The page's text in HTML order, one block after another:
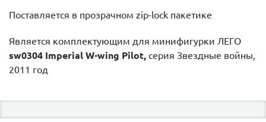
Поставляется в прозрачном zip-lock пакетике
Является комплектующим для минифигурки ЛЕГО
sw0304 Imperial W-wing Pilot, серия Звездные войны,
2011 год